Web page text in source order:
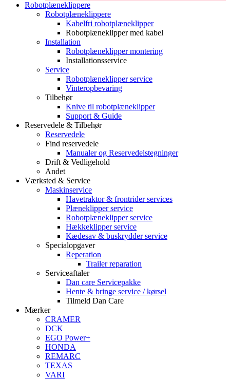
Robotplæneklippere
Robotplæneklippere
Kabelfri robotplæneklipper
Robotplæneklipper med kabel
Installation
Robotplæneklipper montering
Installationsservice
Service
Robotplæneklipper service
Vinteropbevaring
Tilbehør
Knive til robotplæneklipper
Support & Guide
Reservedele & Tilbehør
Reservedele
Find reservedele
Manualer og Reservedelstegninger
Drift & Vedligehold
Andet
Værksted & Service
Maskinservice
Havetraktor & frontrider services
Plæneklipper service
Robotplæneklipper service
Hækkeklipper service
Kædesav & buskrydder service
Specialopgaver
Reperation
Trailer reparation
Serviceaftaler
Dan care Servicepakke
Hente & bringe service / kørsel
Tilmeld Dan Care
Mærker
CRAMER
DCK
EGO Power+
HONDA
REMARC
TEXAS
VARI